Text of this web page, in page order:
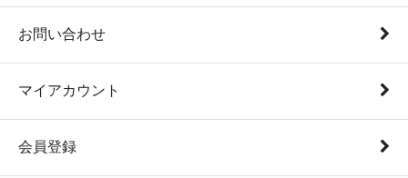
お問い合わせ
マイアカウント
会員登録